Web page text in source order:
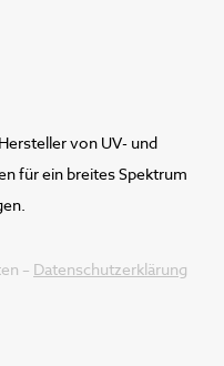
von UV- und
für ein breites Spektrum
– Datenschutzerklärung